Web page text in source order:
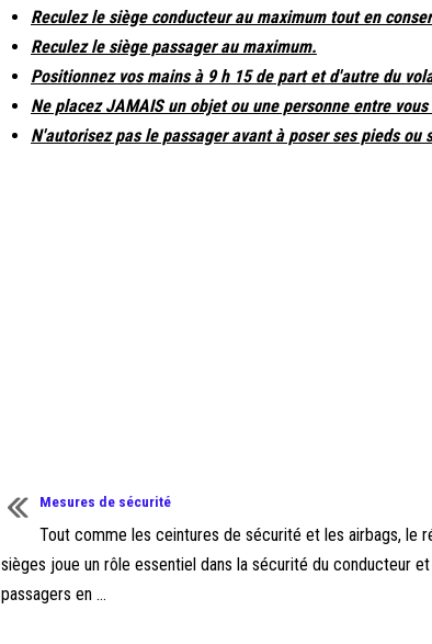
Reculez le siège conducteur au maximum tout en
Reculez le siège passager au maximum.
Positionnez vos mains à 9 h 15 de part et d'autre du
Ne placez JAMAIS un objet ou une personne entre
N'autorisez pas le passager avant à poser ses pieds
Mesures de sécurité
Tout comme les ceintures de sécurité et les airbags, le
sièges joue un rôle essentiel dans la sécurité du conducteur
passagers en ...